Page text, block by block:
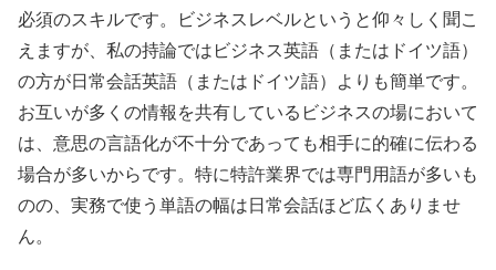
必須のスキルです。ビジネスレベルというと仰々しく聞こ
えますが、私の持論ではビジネス英語（またはドイツ語）
の方が日常会話英語（またはドイツ語）よりも簡単です。
お互いが多くの情報を共有しているビジネスの場において
は、意思の言語化が不十分であっても相手に的確に伝わる
場合が多いからです。特に特許業界では専門用語が多いも
のの、実務で使う単語の幅は日常会話ほど広くありませ
ん。